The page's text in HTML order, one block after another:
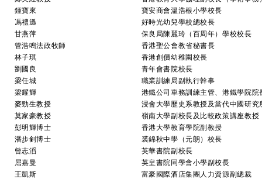
鍾寶來
寶安商會溫浩根小學校長
馮禮遜
好時光幼兒學校總校長
甘燕萍
保良局陳麗玲（百周年）學校校長
管浩鳴法政牧師
香港聖公會教省秘書長
林子琪
香港創價幼稚園校長
劉國良
青年會書院校長
梁任城
職業訓練局副執行幹事
梁耀輝
港鐵公司車務訓練主管、港鐵學院院
麥勁生教授
浸會大學歷史系教授及當代中國研究
莫家豪教授
嶺南大學副校長及比較政策講座教授
彭明輝博士
香港大學教育學院副教授
潘步釗博士
裘錦秋中學（元朗）校長
曾志滔
英華書院副校長
屈嘉曼
英皇書院同學會小學副校長
王凱斯
富豪國際酒店集團人力資源副總裁